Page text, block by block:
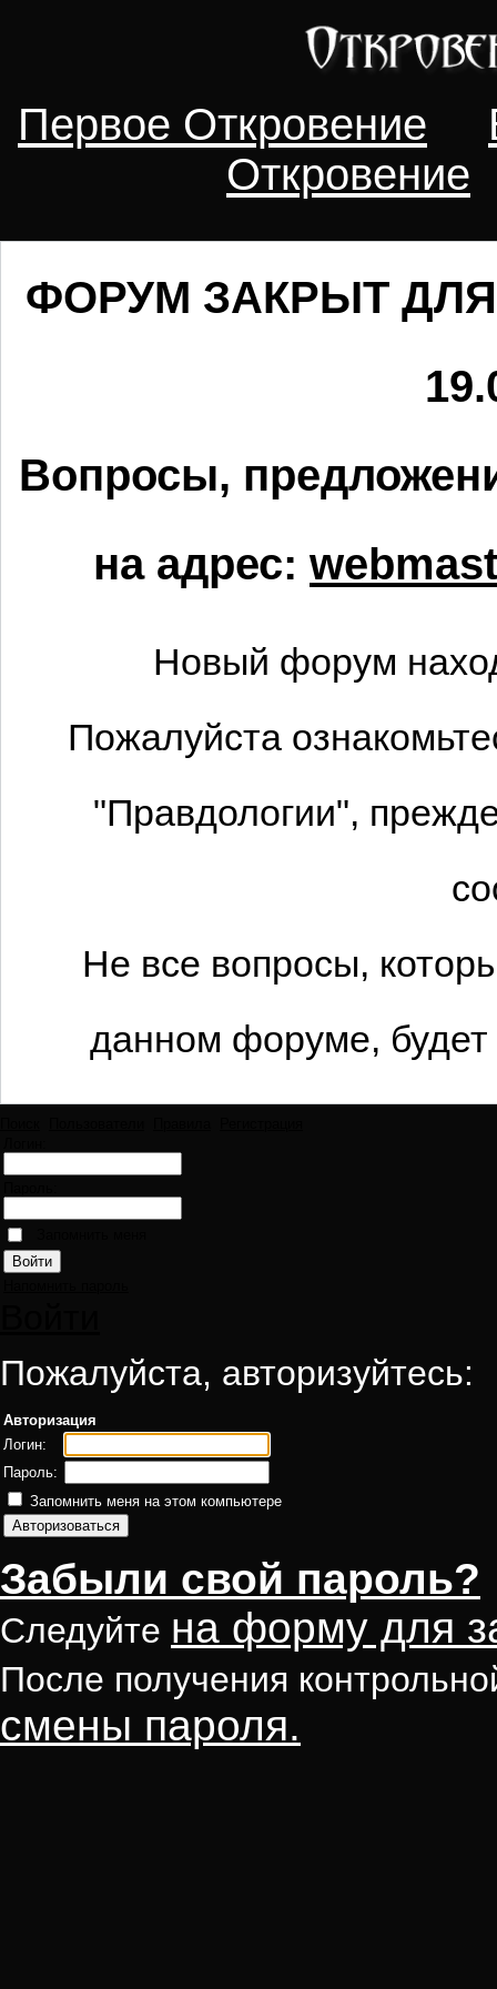
Первое Откровение
Откровение
ФОРУМ ЗАКРЫТ
Вопросы,
на адрес:
Новый форум
Пожалуйста
"Правдологии",
Не все вопросы,
данном форуме,
Пожалуйста, авторизуйтесь:
Авторизация
Логин:
Пароль:
Запомнить меня на этом компьютере
Забыли свой пароль?
Следуйте на форму для
После получения
смены пароля.